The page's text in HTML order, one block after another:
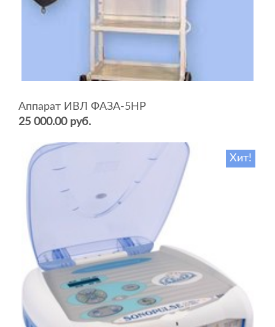
Аппарат ИВЛ ФАЗА-5НР
25 000.00 руб.
Хит!